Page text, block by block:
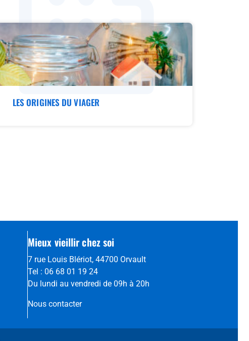
LES ORIGINES DU VIAGER
Mieux vieillir chez soi
7 rue Louis Blériot, 44700 Orvault
Tel : 06 68 01 19 24
Du lundi au vendredi de 09h à 20h
Nous contacter